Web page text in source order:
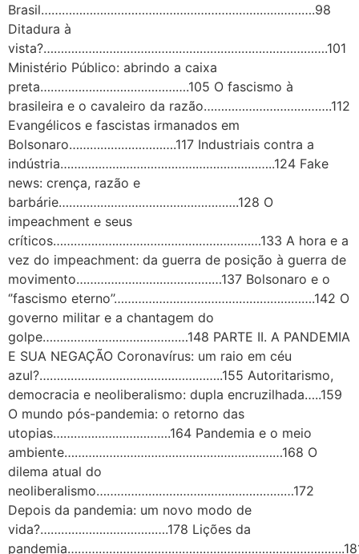
Brasil…………………………………………………………………….98
Ditadura à
vista?……………………………………………………………………….101
Ministério Público: abrindo a caixa
preta…………………………………….105 O fascismo à
brasileira e o cavaleiro da razão……………………………….112
Evangélicos e fascistas irmanados em
Bolsonaro………………………….117 Industriais contra a
indústria……………………………………………………..124 Fake
news: crença, razão e
barbárie…………………………………………….128 O
impeachment e seus
críticos……………………………………………………133 A hora e a
vez do impeachment: da guerra de posição à guerra de
movimento……………………………………137 Bolsonaro e o
‘’fascismo eterno’’………………………………………………….142 O
governo militar e a chantagem do
golpe……………………………………148 PARTE II. A PANDEMIA
E SUA NEGAÇÃO Coronavírus: um raio em céu
azul?……………………………………………..155 Autoritarismo,
democracia e neoliberalismo: dupla encruzilhada…..159
O mundo pós-pandemia: o retorno das
utopias…………………………….164 Pandemia e o meio
ambiente………………………………………………………168 O
dilema atual do
neoliberalismo…………………………………………………172
Depois da pandemia: um novo modo de
vida?……………………………….178 Lições da